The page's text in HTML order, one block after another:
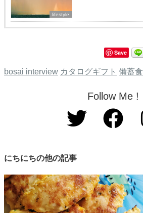
lifestyle
Save
bosai interview カタログギフト 備蓄食
Follow Me !
にちにちの他の記事